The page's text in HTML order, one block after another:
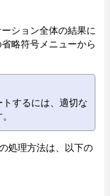
ション全体の結果に
略符号メニューから
するには、適切な
処理方法は、以下の